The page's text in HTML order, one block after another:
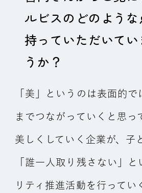
ルビスのどのよう
持っていただいてい
うか？
「美」というのは表面的で
までつながっていくと思っ
美しくしていく企業が、子
「誰一人取り残さない」
リティ推進活動を行ってい